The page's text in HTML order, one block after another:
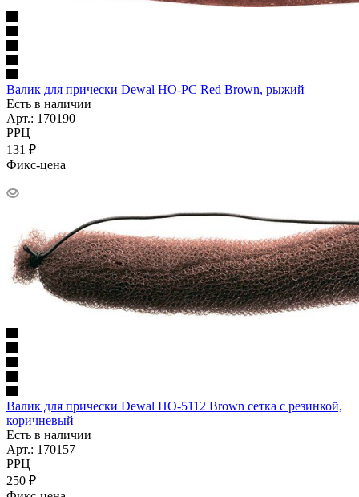
Валик для прически Dewal HO-PC Red Brown, рыжий
Есть в наличии
Арт.: 170190
РРЦ
131 ₽
Фикс-цена
Валик для прически Dewal HO-5112 Brown сетка с резинкой,
коричневый
Есть в наличии
Арт.: 170157
РРЦ
250 ₽